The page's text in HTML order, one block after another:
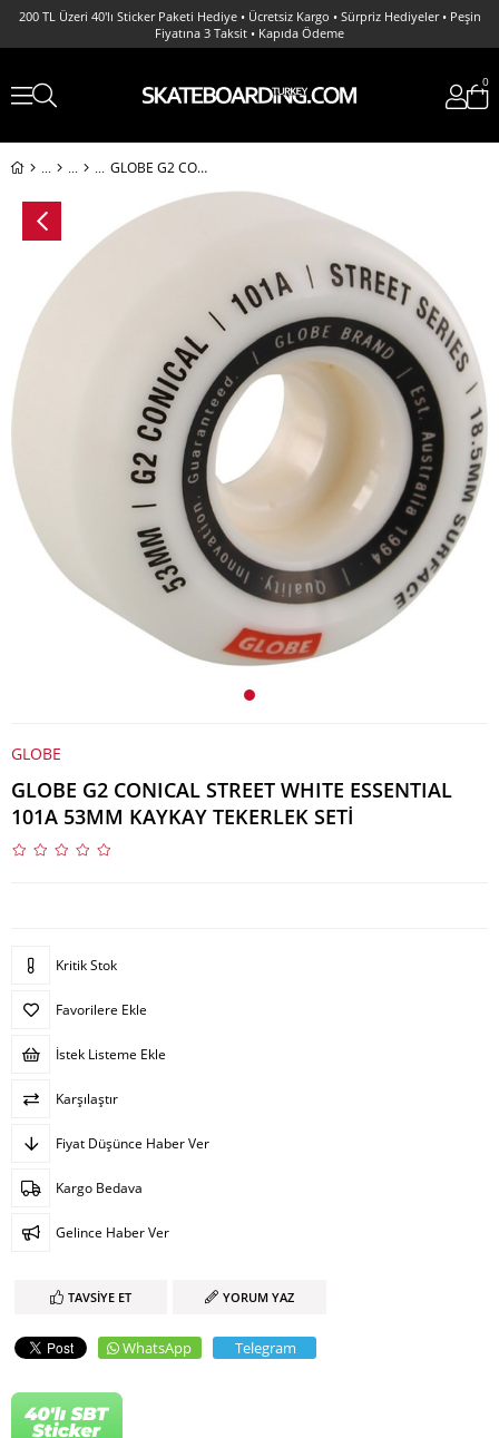
200 TL Üzeri 40'lı Sticker Paketi Hediye • Ücretsiz Kargo • Sürpriz Hediyeler • Peşin
Fiyatına 3 Taksit • Kapıda Ödeme
0
GLOBE G2 CONICAL STREET WHITE ESSENTIAL 101A 53MM KAYKAY TEKERLEK SETİ
GLOBE
GLOBE G2 CONICAL STREET WHITE ESSENTIAL
101A 53MM KAYKAY TEKERLEK SETİ
Kritik Stok
Favorilere Ekle
İstek Listeme Ekle
Karşılaştır
Fiyat Düşünce Haber Ver
Kargo Bedava
Gelince Haber Ver
TAVSIYE ET YORUM YAZ
WhatsApp Telegram